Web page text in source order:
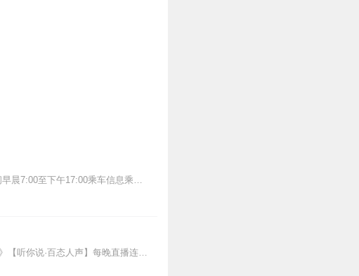
音频来源于链景旅行地址平山县其他王坡乡北部(近天台山)票价描述65元开放时间早晨7:00至下午17:00乘车信息乘车路线：石家庄北站公交站至平山...
欢迎各位关注和订阅我参与创作的喜马自制深夜陪伴谈话栏目《听你说·百态人声》【听你说·百态人声】每晚直播连线真实人间故事|叶文现场互动中|人间冷暖，抱团取暖每周...